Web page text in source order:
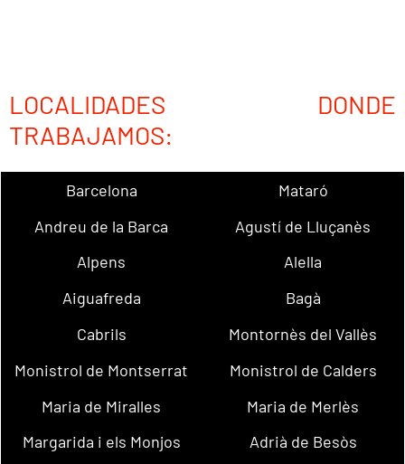
LOCALIDADES DONDE
TRABAJAMOS:
Barcelona
Mataró
Andreu de la Barca
Agustí de Lluçanès
Alpens
Alella
Aiguafreda
Bagà
Cabrils
Montornès del Vallès
Monistrol de Montserrat
Monistrol de Calders
Maria de Miralles
Maria de Merlès
Margarida i els Monjos
Adrià de Besòs